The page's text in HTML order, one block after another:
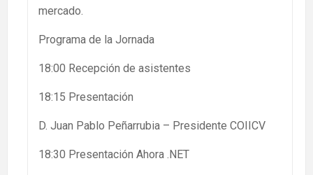
mercado.
Programa de la Jornada
18:00 Recepción de asistentes
18:15 Presentación
D. Juan Pablo Peñarrubia – Presidente COIICV
18:30 Presentación Ahora .NET